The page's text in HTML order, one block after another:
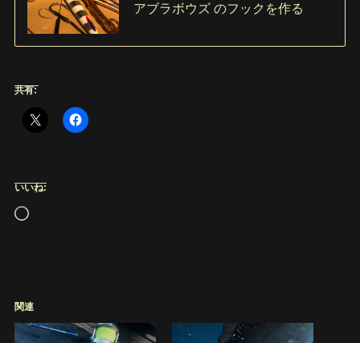
アブラボウズ のフックを作る
共有:
いいね:
読
関連